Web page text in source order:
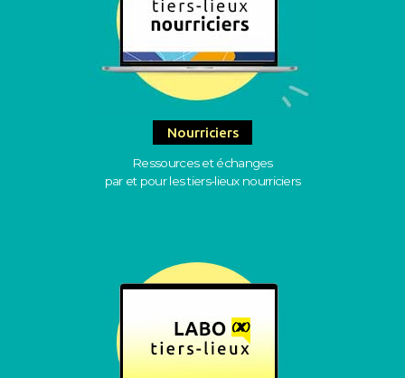
Nourriciers
Ressources et échanges
par et pour les tiers-lieux nourriciers